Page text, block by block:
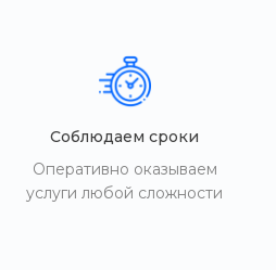
Соблюдаем сроки
Оперативно оказываем
услуги любой сложности